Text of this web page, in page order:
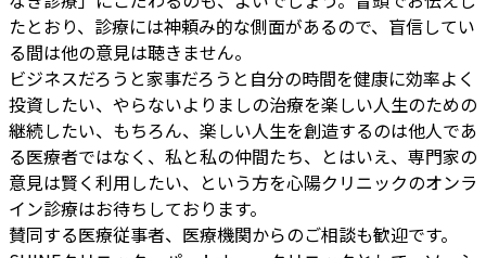
たとおり、診療には神頼み的な側面があるので、盲信してい
る間は他の意見は聴きません。
ビジネスだろうと家事だろうと自分の時間を健康に効率よく
投資したい、やらないよりましの治療を楽しい人生のための
継続したい、もちろん、楽しい人生を創造するのは他人であ
る医療者ではなく、私と私の仲間たち、とはいえ、専門家の
意見は賢く利用したい、という方を心陽クリニックのオンラ
イン診療はお待ちしております。
賛同する医療従事者、医療機関からのご相談も歓迎です。